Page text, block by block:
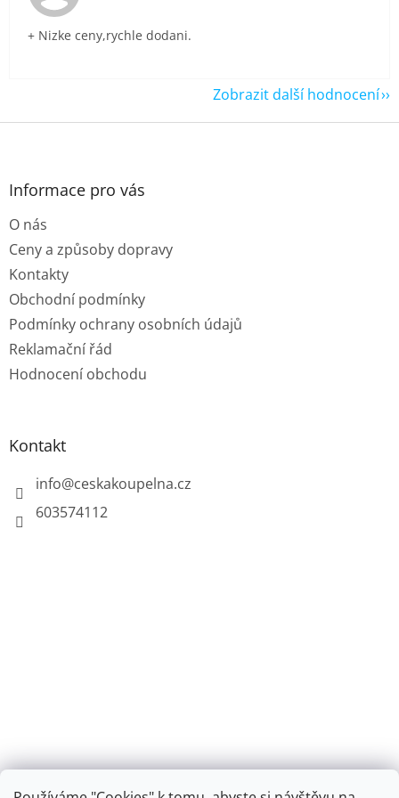
+ Nizke ceny,rychle dodani.
Zobrazit další hodnocení
Z
Informace pro vás
O nás
Ceny a způsoby dopravy
Kontakty
Obchodní podmínky
Podmínky ochrany osobních údajů
Reklamační řád
Hodnocení obchodu
Kontakt
info@ceskakoupelna.cz
603574112